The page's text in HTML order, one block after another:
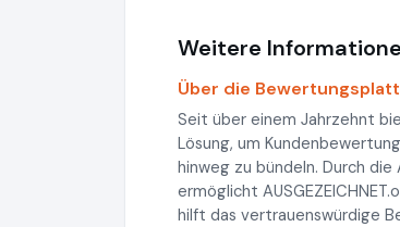
Weitere
Über die
Seit über einem Jahrzehnt
Lösung, um
hinweg zu bündeln. Durch
ermöglicht
hilft das vertrauenswürdige